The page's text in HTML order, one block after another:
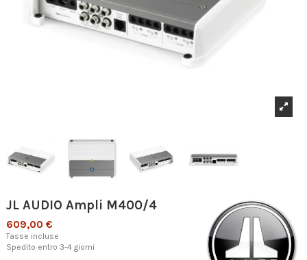
JL AUDIO Ampli M400/4
609,00 €
Tasse incluse
Spedito entro 3-4 giorni